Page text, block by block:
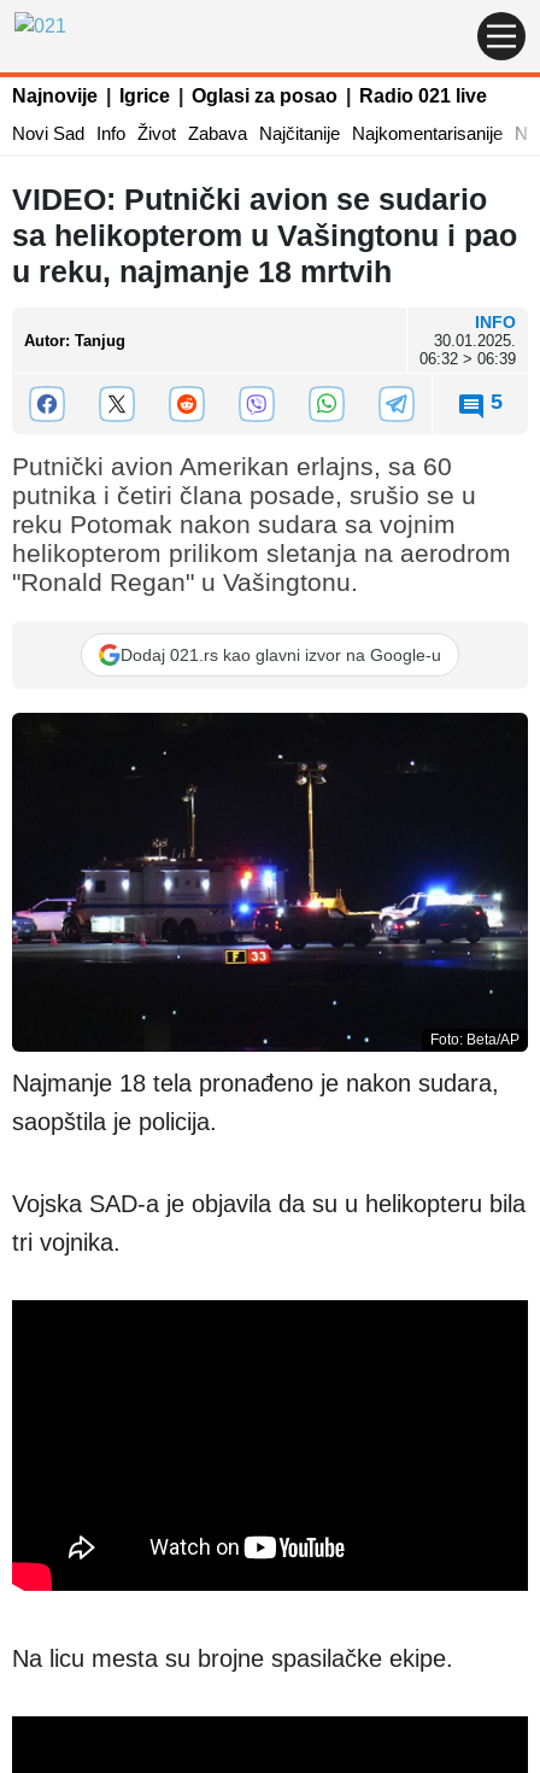
Najnovije Igrice Oglasi za posao
Radio 021 live
Novi Sad
Info Život Zabava Najčitanije Najkomentarisanije
VIDEO: Putnički avion se sudario
sa helikopterom u Vašingtonu i pao
u reku, najmanje 18 mrtvih
Autor: Tanjug
INFO
30.01.2025.
06:32 > 06:39
5
Putnički avion Amerikan erlajns, sa 60
putnika i četiri člana posade, srušio se u
reku Potomak nakon sudara sa vojnim
helikopterom prilikom sletanja na aerodrom
"Ronald Regan" u Vašingtonu.
Dodaj 021.rs kao glavni izvor na Google-u
Foto: Beta/AP
Najmanje 18 tela pronađeno je nakon sudara,
saopštila je policija.
Vojska SAD-a je objavila da su u helikopteru bila
tri vojnika.
Na licu mesta su brojne spasilačke ekipe.